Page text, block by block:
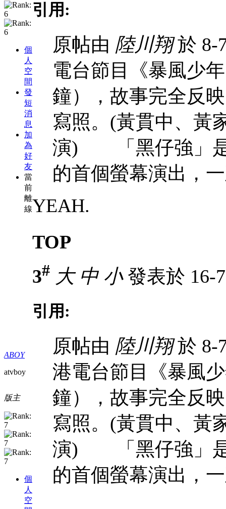
個
人
空
間
發
短
消
息
加
為
好
友
當
前
離
線
引用:
原帖由 陸川翔於 8-
電台節目《暴風少
鐘），故事完全反
寫照。(黃貫中、黃
演) 「黑仔強」是
的首個螢幕演出，
YEAH.
TOP
ABOY
atvboy
版主
個
人
空
3# 大 中 小發表於 16-
引用:
原帖由 陸川翔於 8-
港電台節目《暴風
鐘），故事完全反
寫照。(黃貫中、黃
演) 「黑仔強」是
的首個螢幕演出，